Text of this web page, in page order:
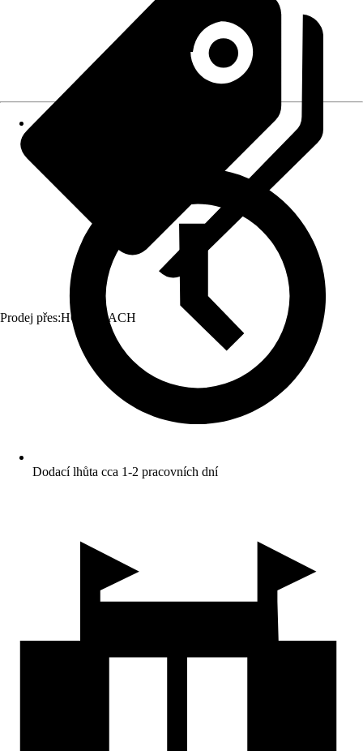
Prodej přes:HORNBACH
Dodací lhůta cca 1-2 pracovních dní